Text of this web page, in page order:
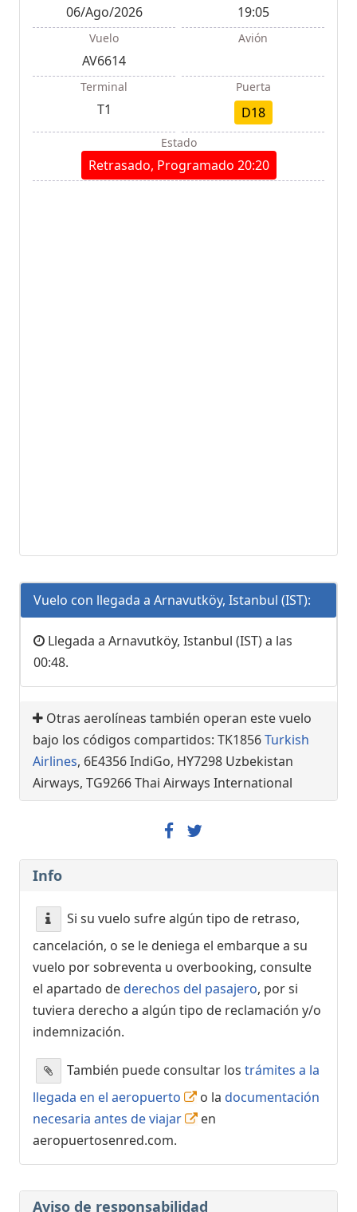
06/Ago/2026 19:05
Vuelo
AV6614
Avión
Terminal
T1
Puerta
D18
Estado
Retrasado, Programado 20:20
Vuelo con llegada a Arnavutköy, Istanbul (IST):
Llegada a Arnavutköy, Istanbul (IST) a las
00:48.
Otras aerolíneas también operan este vuelo
bajo los códigos compartidos: TK1856Turkish
Airlines, 6E4356 IndiGo, HY7298 Uzbekistan
Airways, TG9266 Thai Airways International
Info
Si su vuelo sufre algún tipo de retraso,
cancelación, o se le deniega el embarque a su
vuelo por sobreventa u overbooking, consulte
el apartado dederechos del pasajero, por si
tuviera derecho a algún tipo de reclamación y/o
indemnización.
También puede consultar los trámites a la
llegada en el aeropuerto
o la documentación
necesaria antes de viajar
en
aeropuertosenred.com.
Aviso de responsabilidad